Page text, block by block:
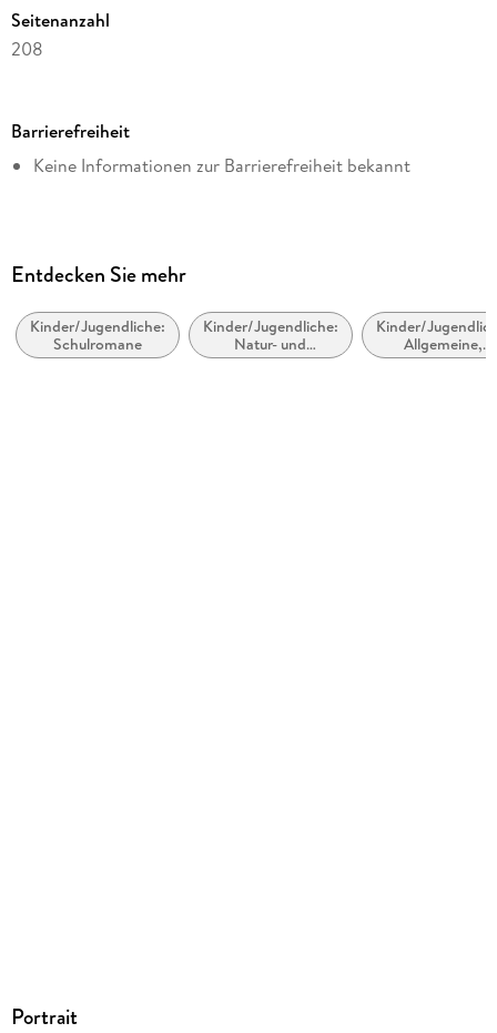
Seitenanzahl
208
Altersempfehlung
von 8 bis 11 Jahren
Autor/Autorin
Illustrationen
Nina Dulleck
Barrierefreiheit
Keine Informationen zur Barrierefreiheit bekannt
Entdecken Sie mehr
Kinder/Jugendliche:
Schulromane
Kinder/Jugendliche:
Natur- und
Tiergeschichten
Kinder/
Allgemeine,
moderne und
Portrait